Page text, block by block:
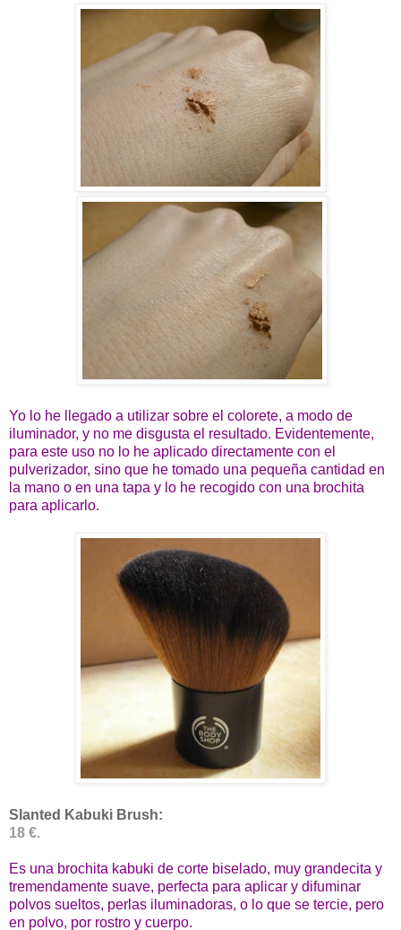
Yo lo he llegado a utilizar sobre el colorete, a modo de
iluminador, y no me disgusta el resultado. Evidentemente,
para este uso no lo he aplicado directamente con el
pulverizador, sino que he tomado una pequeña cantidad en
la mano o en una tapa y lo he recogido con una brochita
para aplicarlo.
Slanted Kabuki Brush:
18 €.
Es una brochita kabuki de corte biselado, muy grandecita y
tremendamente suave, perfecta para aplicar y difuminar
polvos sueltos, perlas iluminadoras, o lo que se tercie, pero
en polvo, por rostro y cuerpo.